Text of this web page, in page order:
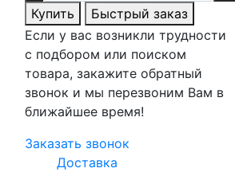
Купить
Быстрый заказ
Если у вас возникли трудности
с подбором или поиском
товара, закажите обратный
звонок и мы перезвоним Вам в
ближайшее время!
Заказать звонок
Доставка